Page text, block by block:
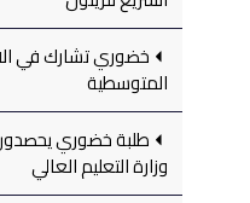
خضوري تشارك في
المتوسطية
طلبة خضوري
وزارة التعليم العالي